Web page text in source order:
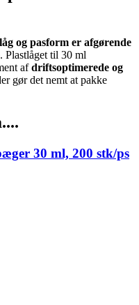
og pasform er afgørende
. Plastlåget til 30 ml
afdriftsoptimerede og
gør det nemt at pakke
30 ml, 200 stk/ps